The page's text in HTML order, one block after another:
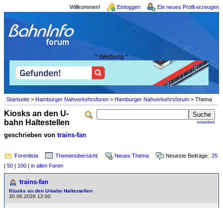
Willkommen! Einloggen Ein neues Profil erzeugen
* Werbung *
Startseite > Hamburger Nahverkehrsforen > Hamburger Nahverkehrsforum > Thema
erweitert
Kiosks an den U-
bahn Haltestellen
geschrieben von trains-fan
Forenliste Themenübersicht Neues Thema Neueste Beiträge: 25
| 50 | 100 | in allen Foren
trains-fan
Kiosks an den U-bahn Haltestellen
30.06.2026 12:00